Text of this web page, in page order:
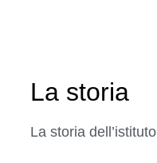
La storia
La storia dell’istituto